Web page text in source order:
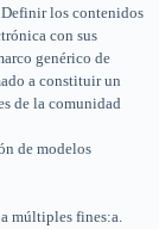
los contenidos
con sus
genérico de
a constituir un
de la comunidad
de modelos
múltiples fines:a.